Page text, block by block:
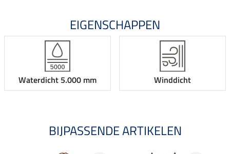
EIGENSCHAPPEN
Waterdicht 5.000 mm Winddicht
BIJPASSENDE ARTIKELEN